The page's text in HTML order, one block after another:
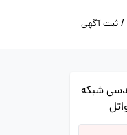
/ ثبت آگهی
شبکه